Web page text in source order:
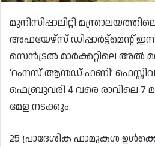
മുനിസിപ്പാലിറ്റി
അഫയേഴ്‌സ് ഡിപ്പാർട്ട്‌മെന്റ്
സെൻട്രൽ മാർക്കറ്റിലെ അൽ
‘റംനസ് ആൻഡ് ഹണി’
ഫെബ്രുവരി 4 വരെ രാവിലെ 7
മേള നടക്കും.
25 പ്രാദേശിക ഫാമുകൾ